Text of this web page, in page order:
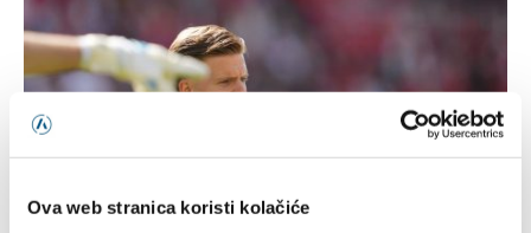
Ova web stranica koristi kolačiće